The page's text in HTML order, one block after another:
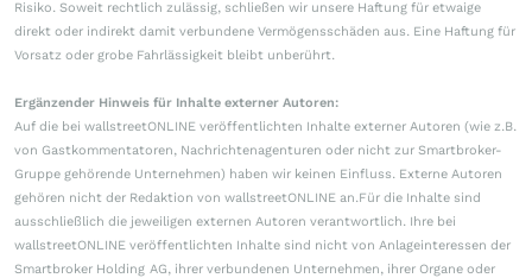
Risiko. Soweit rechtlich zulässig, schließen wir unsere Haftung für etwaige
direkt oder indirekt damit verbundene Vermögensschäden aus. Eine Haftung für
Vorsatz oder grobe Fahrlässigkeit bleibt unberührt.
Ergänzender Hinweis für Inhalte externer Autoren:
Auf die bei wallstreetONLINE veröffentlichten Inhalte externer Autoren (wie z.B.
von Gastkommentatoren, Nachrichtenagenturen oder nicht zur Smartbroker-
Gruppe gehörende Unternehmen) haben wir keinen Einfluss. Externe Autoren
gehören nicht der Redaktion von wallstreetONLINE an.Für die Inhalte sind
ausschließlich die jeweiligen externen Autoren verantwortlich. Ihre bei
wallstreetONLINE veröffentlichten Inhalte sind nicht von Anlageinteressen der
Smartbroker Holding AG, ihrer verbundenen Unternehmen, ihrer Organe oder